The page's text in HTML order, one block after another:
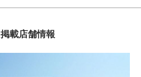
掲載店舗情報